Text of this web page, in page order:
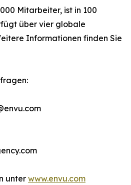
Mitarbeiter, ist in 100
über vier globale
Informationen finden Sie
unterwww.envu.com